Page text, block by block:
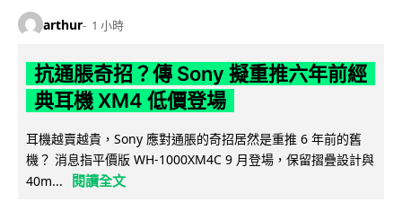
arthur 1 小時
抗通脹奇招？傳 Sony 擬重推六年前經
典耳機 XM4 低價登場
耳機越賣越貴，Sony 應對通脹的奇招居然是重推 6 年前的舊
機？ 消息指平價版 WH-1000XM4C 9 月登場，保留摺疊設計與
40m...
閱讀全文